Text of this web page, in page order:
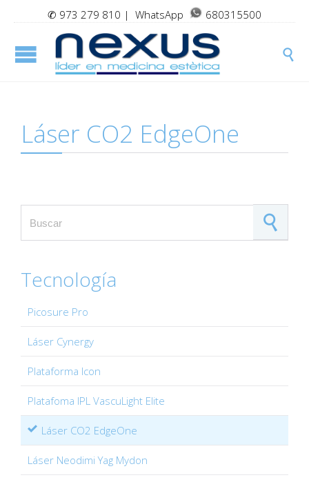
✆ 973 279 810 | WhatsApp 680315500

Láser CO2 EdgeOne
Tecnología
Picosure Pro
Láser Cynergy
Plataforma Icon
Platafoma IPL VascuLight Elite
Láser CO2 EdgeOne
Láser Neodimi Yag Mydon